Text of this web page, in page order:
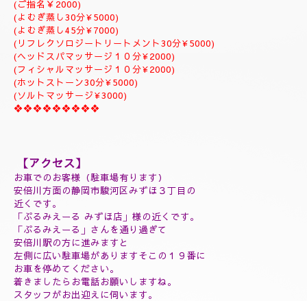
🌈🪻⑥デトックス体質改善トリートメント＆ソルトマッサージト
リートメントコース🪻🌈
全身極上リンパドレナージュトリートメント、リフレクソロジー
足つぼデトックス体質改善トリートメント、ソルトマッサージ、
ジャプカサイ＆リンガムトリートメント、よむぎ蒸しコース
９０分￥25000
１２０分¥30000⇒¥28000
１５０分¥35000⇒¥32000
❖❖❖❖❖❖❖❖❖
(延長30分¥7000)
(60分延長¥14000)
(ご指名￥2000)
(よむぎ蒸し30分¥5000)
(よむぎ蒸し45分¥7000)
(リフレクソロジートリートメント30分¥5000)
(ヘッドスパマッサージ１０分¥2000)
(フィシャルマッサージ１０分¥2000)
(ホットストーン30分¥5000)
(ソルトマッサージ¥3000)
❖❖❖❖❖❖❖❖❖